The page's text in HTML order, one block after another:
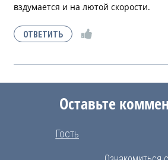
вздумается и на лютой скорости.
Оставьте
Гость